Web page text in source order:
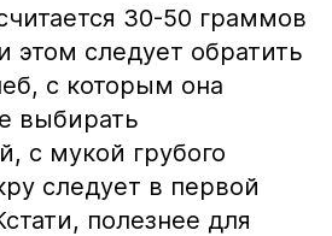
30-50 граммов
этом следует обратить
с которым она
выбирать
с мукой грубого
следует в первой
полезнее для